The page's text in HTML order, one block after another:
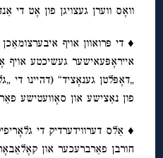
וואָס ווערן געצויגן פון אָט די
♦ די פּרואוון אויף
אייראָפּעאישער געשיכטע אויף
„דאָפּלטן גענאָציד“ (דהיינו די
פון נאַצישע און סאָוועטישע
♦ אַלס דערווידערדיק די
חורבן פאַרברעכער און